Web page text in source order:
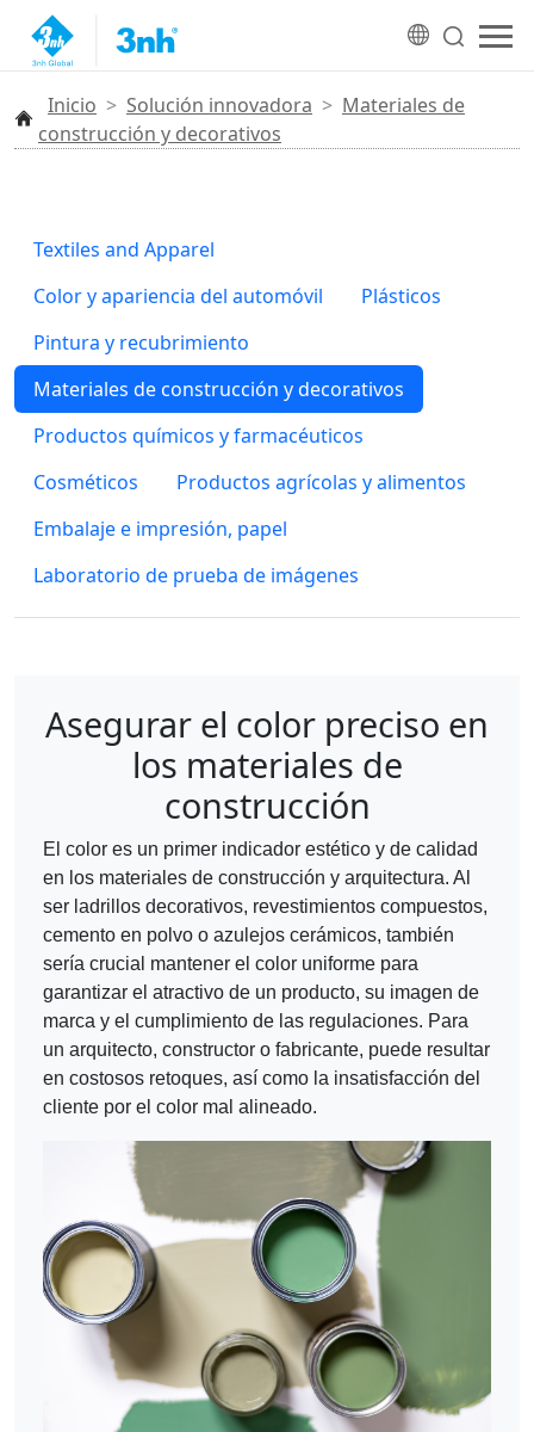
Inicio > Solución innovadora > Materiales de
construcción y decorativos
Textiles and Apparel
Color y apariencia del automóvil
Plásticos
Pintura y recubrimiento
Materiales de construcción y decorativos
Productos químicos y farmacéuticos
Cosméticos
Productos agrícolas y alimentos
Embalaje e impresión, papel
Laboratorio de prueba de imágenes
Asegurar el color preciso en
los materiales de
construcción
El color es un primer indicador estético y de calidad
en los materiales de construcción y arquitectura. Al
ser ladrillos decorativos, revestimientos compuestos,
cemento en polvo o azulejos cerámicos, también
sería crucial mantener el color uniforme para
garantizar el atractivo de un producto, su imagen de
marca y el cumplimiento de las regulaciones. Para
un arquitecto, constructor o fabricante, puede resultar
en costosos retoques, así como la insatisfacción del
cliente por el color mal alineado.